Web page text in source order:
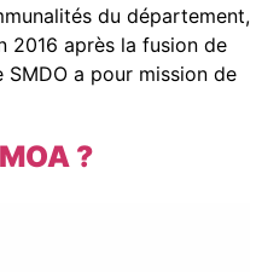
du département,
2016 après la fusion de
a pour mission de
?